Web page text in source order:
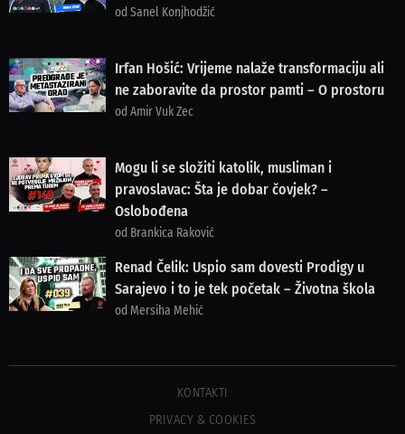
od Sanel Konjhodžić
Irfan Hošić: Vrijeme nalaže transformaciju ali
ne zaboravite da prostor pamti – O prostoru
od Amir Vuk Zec
Mogu li se složiti katolik, musliman i
pravoslavac: Šta je dobar čovjek? –
Oslobođena
od Brankica Raković
Renad Čelik: Uspio sam dovesti Prodigy u
Sarajevo i to je tek početak – Životna škola
od Mersiha Mehić
KONTAKTI
PRIVACY & COOKIES